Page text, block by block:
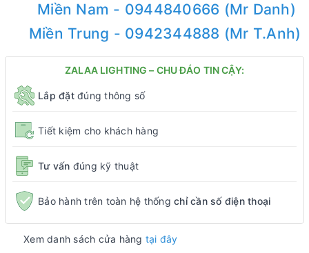
Miền Nam - 0944840666 (Mr Danh)
Miền Trung - 0942344888 (Mr T.Anh)
ZALAA LIGHTING – CHU ĐÁO TIN CẬY:
Lắp đặtđúng thông số
Tiết kiệm cho khách hàng
Tư vấn đúng kỹ thuật
Bảo hành trên toàn hệ thống chỉ cần số điện thoại
Xem danh sách cửa hàng tại đây